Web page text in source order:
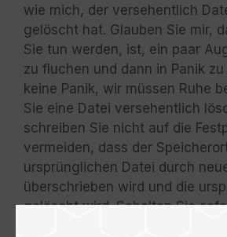
wie mich, der versehentlich
gelöscht hat. Glauben Sie mir,
Sie tun werden, ist, ein paar
zu fluchen und dann in Panik
keine Panik, wir müssen Ruhe
Sie eine Datei versehentlich
schreiben Sie nicht auf die
vermeiden, dass der
ursprünglichen Datei durch
überschrieben wird und die
gelöscht wird. Schalten Sie
ab, und überlegen Sie dann, ob